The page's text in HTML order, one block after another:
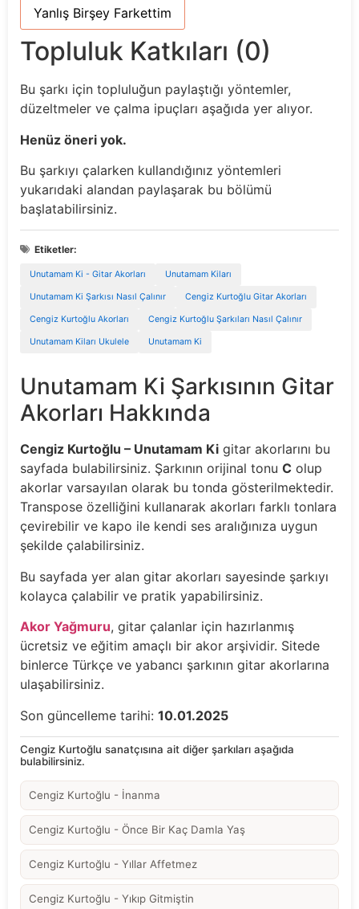
Yanlış Birşey Farkettim
Topluluk Katkıları (0)
Bu şarkı için topluluğun paylaştığı yöntemler,
düzeltmeler ve çalma ipuçları aşağıda yer alıyor.
Henüz öneri yok.
Bu şarkıyı çalarken kullandığınız yöntemleri
yukarıdaki alandan paylaşarak bu bölümü
başlatabilirsiniz.
Etiketler:
Unutamam Ki - Gitar Akorları Unutamam Kiları
Unutamam Ki Şarkısı Nasıl Çalınır Cengiz Kurtoğlu Gitar Akorları
Cengiz Kurtoğlu Akorları Cengiz Kurtoğlu Şarkıları Nasıl Çalınır
Unutamam Kiları Ukulele Unutamam Ki
Unutamam Ki Şarkısının Gitar
Akorları Hakkında
Cengiz Kurtoğlu – Unutamam Ki gitar akorlarını bu
sayfada bulabilirsiniz. Şarkının orijinal tonu C olup
akorlar varsayılan olarak bu tonda gösterilmektedir.
Transpose özelliğini kullanarak akorları farklı tonlara
çevirebilir ve kapo ile kendi ses aralığınıza uygun
şekilde çalabilirsiniz.
Bu sayfada yer alan gitar akorları sayesinde şarkıyı
kolayca çalabilir ve pratik yapabilirsiniz.
Akor Yağmuru, gitar çalanlar için hazırlanmış
ücretsiz ve eğitim amaçlı bir akor arşividir. Sitede
binlerce Türkçe ve yabancı şarkının gitar akorlarına
ulaşabilirsiniz.
Son güncelleme tarihi: 10.01.2025
Cengiz Kurtoğlu sanatçısına ait diğer şarkıları aşağıda
bulabilirsiniz.
Cengiz Kurtoğlu - İnanma
Cengiz Kurtoğlu - Önce Bir Kaç Damla Yaş
Cengiz Kurtoğlu - Yıllar Affetmez
Cengiz Kurtoğlu - Yıkıp Gitmiştin